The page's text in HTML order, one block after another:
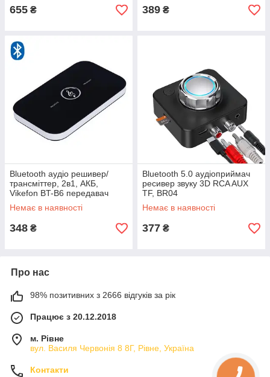
655 ₴ 389 ₴
Bluetooth аудіо решивер/
трансміттер, 2в1, АКБ,
Vikefon BT-B6 передавач
звуку
Немає в наявності
348 ₴
Bluetooth 5.0 аудіоприймач
ресивер звуку 3D RCA AUX
TF, BR04
Немає в наявності
377 ₴
Про нас
98% позитивних з 2666 відгуків за рік
Працює з 20.12.2018
м. Рівне
вул. Василя Червонія 8 8Г, Рівне, Україна
Контакти